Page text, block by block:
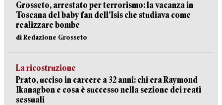
Grosseto, arrestato per terrorismo: la vacanza in
Toscana del baby fan dell’Isis che studiava come
realizzare bombe
di Redazione Grosseto
La ricostruzione
Prato, ucciso in carcere a 32 anni: chi era Raymond
Ikanagbon e cosa è successo nella sezione dei reati
sessuali